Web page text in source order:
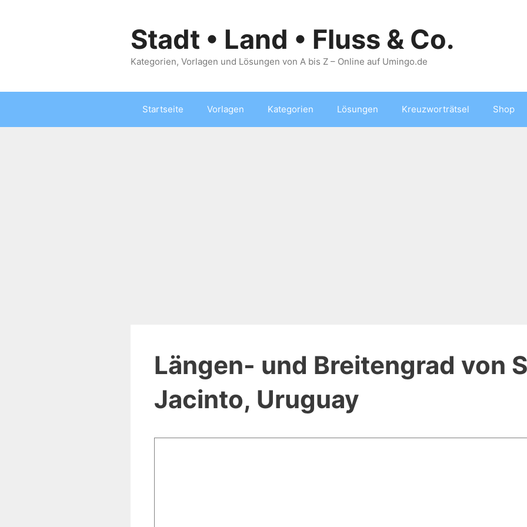
Stadt • Land • Fluss & Co.
Kategorien, Vorlagen und Lösungen von A bis Z – Online auf Umingo.de
Startseite Vorlagen Kategorien Lösungen Kreuzworträtsel Shop
Längen- und Breitengrad von
Jacinto, Uruguay